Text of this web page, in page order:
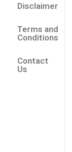
Disclaimer
Terms and
Conditions
Contact
Us